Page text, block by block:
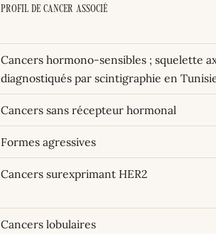
Profil de cancer associé
Cancers hormono-sensibles ; squelette
diagnostiqués par scintigraphie en
Cancers sans récepteur hormonal
Formes agressives
Cancers surexprimant HER2
Cancers lobulaires